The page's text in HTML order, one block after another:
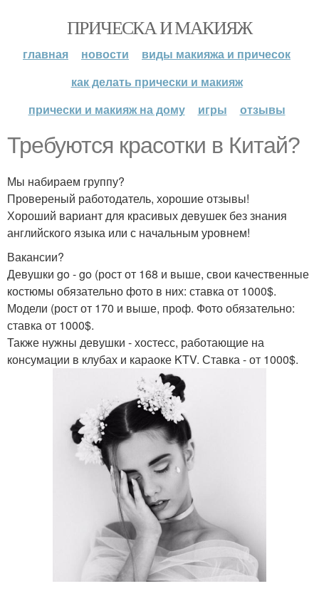
ПРИЧЕСКА И МАКИЯЖ
главная новости
виды макияжа и причесок
как делать прически и макияж
прически и макияж на дому
игры отзывы
Требуются красотки в Китай?
Мы набираем группу?
Провереный работодатель, хорошие отзывы!
Хороший вариант для красивых девушек без знания
английского языка или с начальным уровнем!
Вакансии?
Девушки go - go (рост от 168 и выше, свои качественные
костюмы обязательно фото в них: ставка от 1000$.
Модели (рост от 170 и выше, проф. Фото обязательно:
ставка от 1000$.
Также нужны девушки - хостесс, работающие на
консумации в клубах и караоке KTV. Ставка - от 1000$.